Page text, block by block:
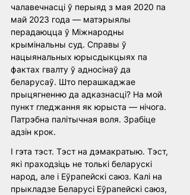
чалавечнасці ў перыяд з мая 2020 па
май 2023 года — матэрыялы
перадаюцца ў Міжнародны
крымінальны суд. Справы ў
нацыянальных юрысдыкцыях па
фактах гвалту ў адносінаў да
беларусаў. Што перашкаджае
прыцягненню да адказнасці? На мой
пункт гледжання як юрыста — нічога.
Патрэбна палітычная воля. Зрабіце
адзін крок.
І гэта тэст. Тэст на дэмакратыю. Тэст,
які праходзіць не толькі беларускі
народ, але і Еўрапейскі саюз. Калі на
прыкладзе Беларусі Еўрапейскі саюз,